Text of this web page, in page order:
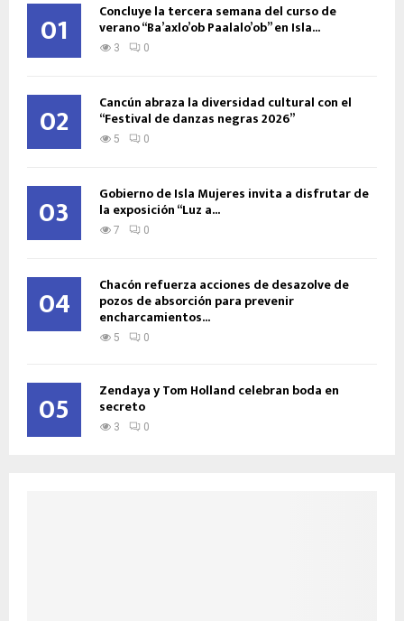
01 Concluye la tercera semana del curso de
verano “Ba’axlo’ob Paalalo’ob” en Isla...
3 0
02 Cancún abraza la diversidad cultural con el
“Festival de danzas negras 2026”
5 0
03 Gobierno de Isla Mujeres invita a disfrutar de
la exposición “Luz a...
7 0
04 Chacón refuerza acciones de desazolve de
pozos de absorción para prevenir
encharcamientos...
5 0
05 Zendaya y Tom Holland celebran boda en
secreto
3 0